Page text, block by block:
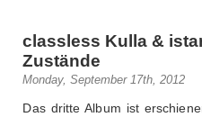
classless Kulla &
Zustände
Monday, September 17th, 2012
Das dritte Album ist